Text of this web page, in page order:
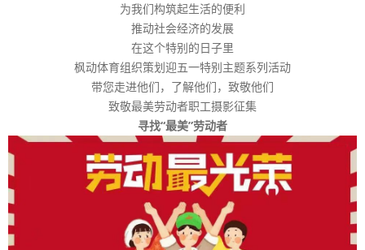
为我们构筑起生活的便利
推动社会经济的发展
在这个特别的日子里
枫动体育组织策划迎五一特别主题系列活动
带您走进他们，了解他们，致敬他们
致敬最美劳动者职工摄影征集
寻找“最美”劳动者